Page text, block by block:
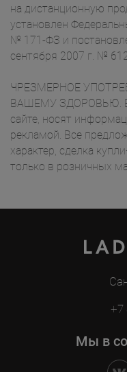
на дистанционную
установлен
№ 171-ФЗ и
сентября 2007 г. №
ЧРЕЗМЕРНОЕ
ВАШЕМУ ЗДОРОВЬЮ.
сайте, носят
рекламой. Все
характер, сделка
только в розничных
+7
Мы в